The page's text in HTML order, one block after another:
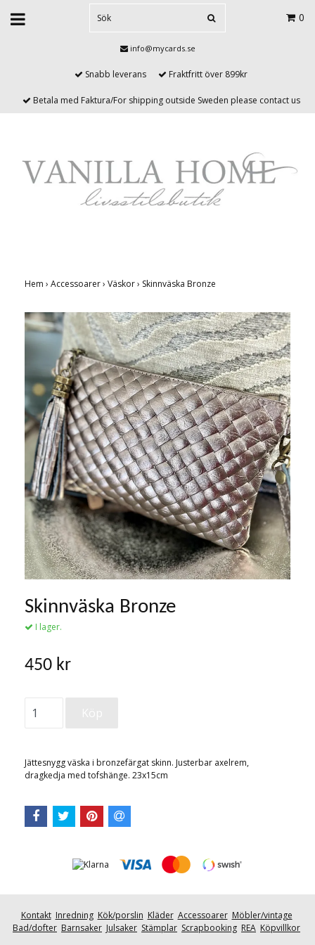
0
info@mycards.se
Snabb leverans Fraktfritt över 899kr
Betala med Faktura/For shipping outside Sweden please contact us
Hem › Accessoarer› Väskor› Skinnväska Bronze
Skinnväska Bronze
I lager.
450 kr
Jättesnygg väska i bronzefärgat skinn. Justerbar axelrem,
dragkedja med tofshänge. 23x15cm
Kontakt Inredning Kök/porslin Kläder Accessoarer Möbler/vintage
Bad/dofter Barnsaker Julsaker Stämplar Scrapbooking REA Köpvillkor